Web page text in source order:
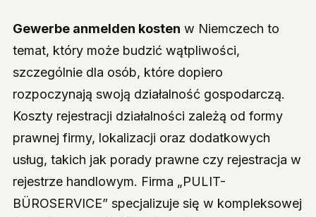
Gewerbe anmelden kosten w Niemczech to
temat, który może budzić wątpliwości,
szczególnie dla osób, które dopiero
rozpoczynają swoją działalność gospodarczą.
Koszty rejestracji działalności zależą od formy
prawnej firmy, lokalizacji oraz dodatkowych
usług, takich jak porady prawne czy rejestracja w
rejestrze handlowym. Firma „PULIT-
BÜROSERVICE” specjalizuje się w kompleksowej